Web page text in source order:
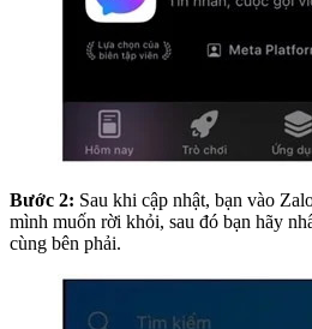
Bước 2: Sau khi cập nhật, bạn vào
mình muốn rời khỏi, sau đó bạn hãy
cùng bên phải.